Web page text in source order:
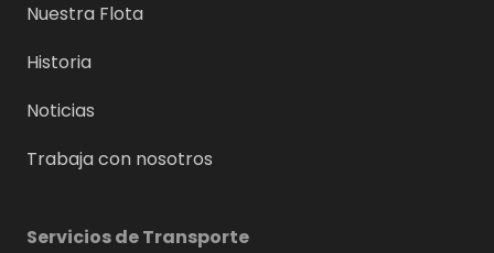
Nuestra Flota
Historia
Noticias
Trabaja con nosotros
Servicios de Transporte